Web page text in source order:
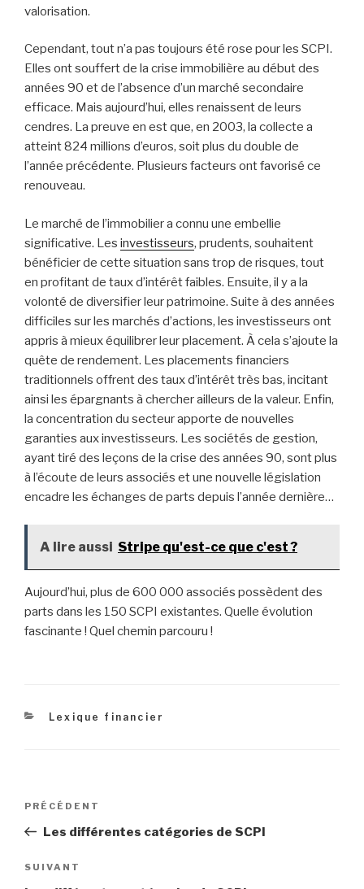
valorisation.
Cependant, tout n’a pas toujours été rose pour les SCPI.
Elles ont souffert de la crise immobilière au début des
années 90 et de l’absence d’un marché secondaire
efficace. Mais aujourd’hui, elles renaissent de leurs
cendres. La preuve en est que, en 2003, la collecte a
atteint 824 millions d’euros, soit plus du double de
l’année précédente. Plusieurs facteurs ont favorisé ce
renouveau.
Le marché de l’immobilier a connu une embellie
significative. Les investisseurs, prudents, souhaitent
bénéficier de cette situation sans trop de risques, tout
en profitant de taux d’intérêt faibles. Ensuite, il y a la
volonté de diversifier leur patrimoine. Suite à des années
difficiles sur les marchés d’actions, les investisseurs ont
appris à mieux équilibrer leur placement. À cela s’ajoute la
quête de rendement. Les placements financiers
traditionnels offrent des taux d’intérêt très bas, incitant
ainsi les épargnants à chercher ailleurs de la valeur. Enfin,
la concentration du secteur apporte de nouvelles
garanties aux investisseurs. Les sociétés de gestion,
ayant tiré des leçons de la crise des années 90, sont plus
à l’écoute de leurs associés et une nouvelle législation
encadre les échanges de parts depuis l’année dernière…
A lire aussi Stripe qu'est-ce que c'est ?
Aujourd’hui, plus de 600 000 associés possèdent des
parts dans les 150 SCPI existantes. Quelle évolution
fascinante ! Quel chemin parcouru !
Catégories
Lexique financier
Navigation
l’article
Article
précédent
PRÉCÉDENT
Les différentes catégories de SCPI
Article
SUIVANT